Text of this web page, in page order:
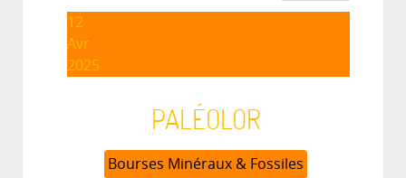
12
Avr
2025
PALÉOLOR
Bourses Minéraux & Fossiles